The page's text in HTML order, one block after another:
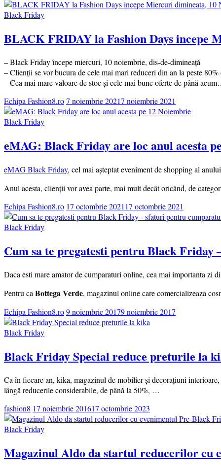
Black Friday
BLACK FRIDAY la Fashion Days incepe
– Black Friday începe miercuri, 10 noiembrie, dis-de-dimineață
– Clienții se vor bucura de cele mai mari reduceri din an la peste
– Cea mai mare valoare de stoc și cele mai bune oferte de până
Echipa Fashion8.ro7 noiembrie 20217 noiembrie 2021
Black Friday
eMAG: Black Friday are loc anul acesta
eMAG Black Friday, cel mai așteptat eveniment de shopping al
Anul acesta, clienții vor avea parte, mai mult decât oricând, de
Echipa Fashion8.ro 17 octombrie 2021 17 octombrie 2021
Black Friday
Cum sa te pregatesti pentru Black
Daca esti mare amator de cumparaturi online, cea mai importanta zi
Pentru ca Bottega Verde, magazinul online care comercializeaza
Echipa Fashion8.ro9 noiembrie 20179 noiembrie 2017
Black Friday
Black Friday Special reduce preturile la
Ca în fiecare an, kika, magazinul de mobilier și decorațiuni
lângă reducerile considerabile, de până la 50%, …
fashion8 17 noiembrie 201617 octombrie 2023
Black Friday
Magazinul Aldo da startul reducerilor cu